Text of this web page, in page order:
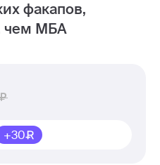
факапов,
чем МБА
+30